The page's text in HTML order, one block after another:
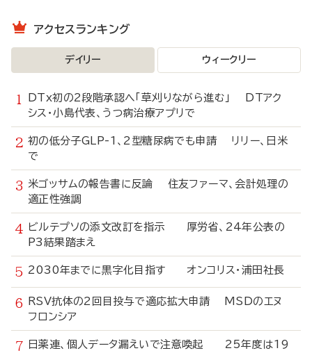
アクセスランキング
デイリー ウィークリー
DTx初の2段階承認へ「草刈りながら進む」 DTアク
シス・小島代表、うつ病治療アプリで
初の低分子GLP-1、2型糖尿病でも申請 リリー、日米
で
米ゴッサムの報告書に反論 住友ファーマ、会計処理の
適正性強調
ビルテプソの添文改訂を指示 厚労省、24年公表の
P3結果踏まえ
2030年までに黒字化目指す オンコリス・浦田社長
RSV抗体の2回目投与で適応拡大申請 MSDのエヌ
フロンシア
日薬連、個人データ漏えいで注意喚起 25年度は19